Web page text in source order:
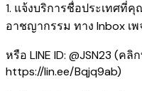
1. แจ้งบริการชื่อประเทศที่
อาชญากรรม ทาง Inbox เพ
หรือ LINE ID: @JSN23 (ค
https://lin.ee/Bqjq9ab)